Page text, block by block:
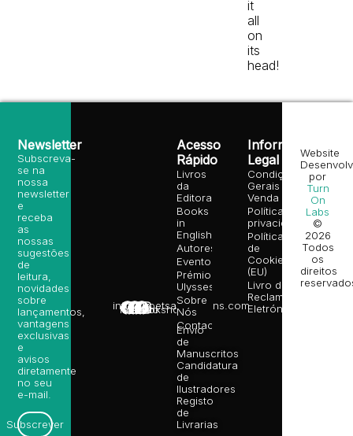
it
all
on
its
head!
info@poetsandragons.com
Infantil
Adulto
Bookshop
Acesso
Rápido
Livros
da
Editora
Books
in
English
Autores
Eventos
Prémio
Ulysses
Sobre
Nós
Contactos
Envio
de
Manuscritos
Candidatura
de
Ilustradores
Registo
de
Livrarias
Informação
Legal
Condições
Gerais de
Venda
Política de
privacidade
Política
de
Cookies
(EU)
Livro de
Reclamações
Eletrónico
Newsletter
Subscreva-
se na
nossa
newsletter
e
receba
as
nossas
sugestões
de
leitura,
novidades
sobre
lançamentos,
vantagens
exclusivas
e
avisos
diretamente
no seu
e-mail.
Subscrever
Website
por
Turn
On
Labs
©
2026
Todos
os
direitos